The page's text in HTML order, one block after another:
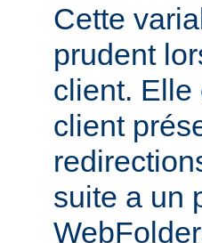
Cette
prudent
client. Elle
client
suite a un